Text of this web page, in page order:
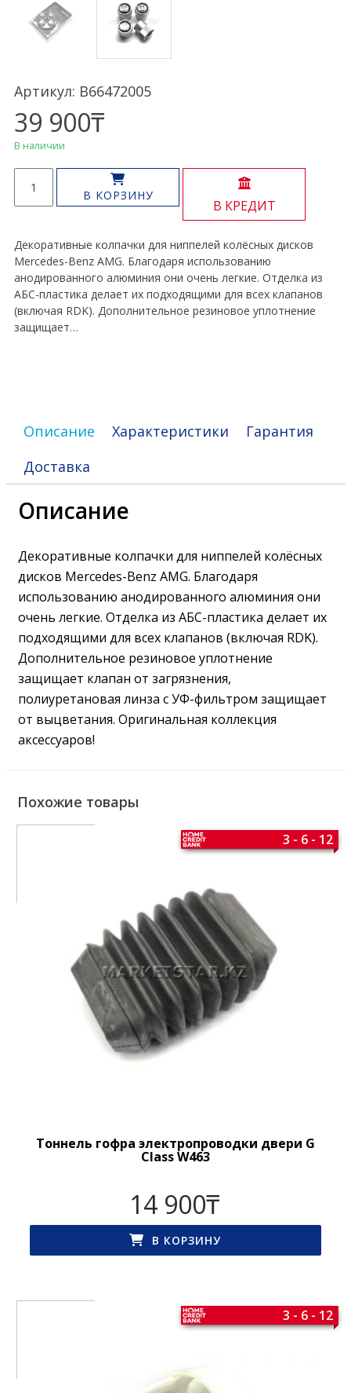
Артикул: B66472005
39 900₸
В наличии
товара
Колпачки
ниппелей
Mercedes
Benz
AMG
В КОРЗИНУ
В КРЕДИТ
Декоративные колпачки для ниппелей колёсных дисков
Mercedes-Benz AMG. Благодаря использованию
анодированного алюминия они очень легкие. Отделка из
АБС-пластика делает их подходящими для всех клапанов
(включая RDK). Дополнительное резиновое уплотнение
защищает…
Описание Характеристики
Гарантия
Доставка
Описание
Декоративные колпачки для ниппелей колёсных
дисков Mercedes-Benz AMG. Благодаря
использованию анодированного алюминия они
очень легкие. Отделка из АБС-пластика делает их
подходящими для всех клапанов (включая RDK).
Дополнительное резиновое уплотнение
защищает клапан от загрязнения,
полиуретановая линза с УФ-фильтром защищает
от выцветания. Оригинальная коллекция
аксессуаров!
Похожие товары
Тоннель гофра электропроводки двери G
Class W463
3 - 6 - 12
14 900₸
В КОРЗИНУ
3 - 6 - 12